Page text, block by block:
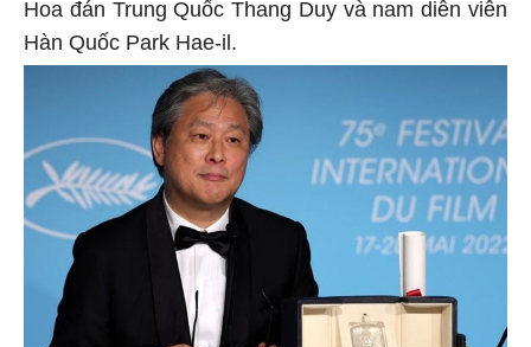
Hoa đán Trung Quốc Thang Duy và nam diễn viên
Hàn Quốc Park Hae-il.